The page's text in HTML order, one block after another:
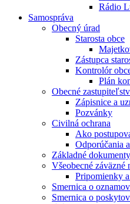
Rádio
Samospráva
Obecný úrad
Starosta obce
Zástupca
Kontrolór
Plán
Obecné
Zápisnice a
Pozvánky
Civilná ochrana
Ako
Odporúčania
Základné dokumenty
Všeobecné záväzné
Pripomienky
Smernica o
Smernica o